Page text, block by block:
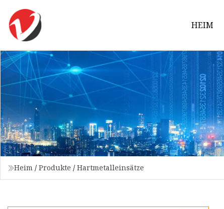
HEIM
Heim / Produkte / Hartmetalleinsätze